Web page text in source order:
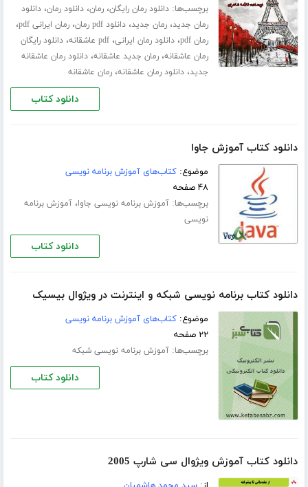
برچسب‌ها:دانلود رمان رایگان،رمان،دانلود رمان،دانلود
رمان جدید،رمان جدید،دانلود pdf رمان ،رمان ایرانی pdf ،
رمان pdf ،دانلود رمان ایرانی،pdf عاشقانه ،دانلود رایگان
رمان عاشقانه،رمان جدید عاشقانه،دانلود رمان عاشقانه
جدید،دانلود رمان عاشقانه،رمان عاشقانه
دانلود کتاب
دانلود کتاب آموزش جاوا
موضوع:کتاب‌های آموزش برنامه نویسی
۴۸ صفحه
برچسب‌ها:آموزش برنامه نویسی جاوا،آموزش برنامه
نویسی
دانلود کتاب
دانلود کتاب برنامه نویسی شبکه و اینترنت در ویژوال بیسیک
موضوع:کتاب‌های آموزش برنامه نویسی
۲۲ صفحه
برچسب‌ها:آموزش برنامه نویسی شبکه
دانلود کتاب
دانلود کتاب آموزش ویژوال سی شارپ 2005